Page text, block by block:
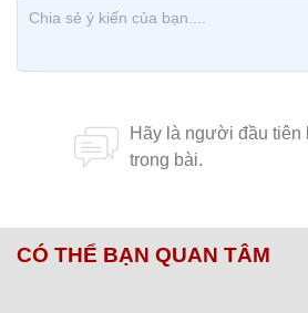
CÓ THỂ BẠN QUAN TÂM